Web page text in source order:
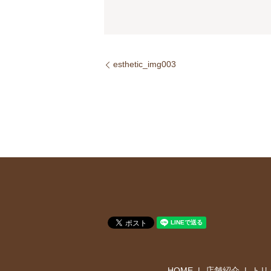
esthetic_img003